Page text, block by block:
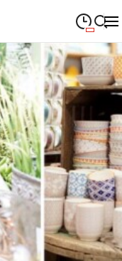
Suche schließen
09:00—19:30
09:00—19:30
09:00 —19:30
09:00—19:30
09:00 —19:30
09:00—18:00